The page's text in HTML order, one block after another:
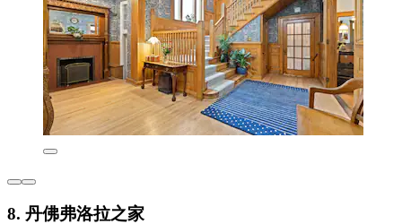
8. 丹佛弗洛拉之家